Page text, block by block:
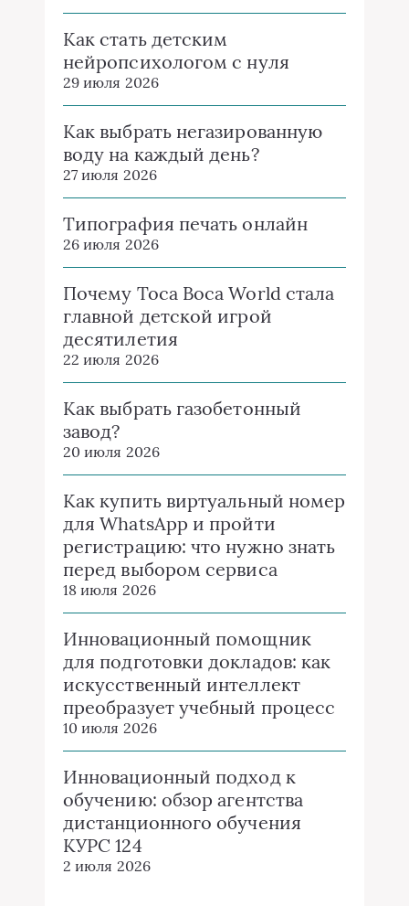
Как стать детским
нейропсихологом с нуля
29 июля 2026
Как выбрать негазированную
воду на каждый день?
27 июля 2026
Типография печать онлайн
26 июля 2026
Почему Toca Boca World стала
главной детской игрой
десятилетия
22 июля 2026
Как выбрать газобетонный
завод?
20 июля 2026
Как купить виртуальный номер
для WhatsApp и пройти
регистрацию: что нужно знать
перед выбором сервиса
18 июля 2026
Инновационный помощник
для подготовки докладов: как
искусственный интеллект
преобразует учебный процесс
10 июля 2026
Инновационный подход к
обучению: обзор агентства
дистанционного обучения
КУРС 124
2 июля 2026